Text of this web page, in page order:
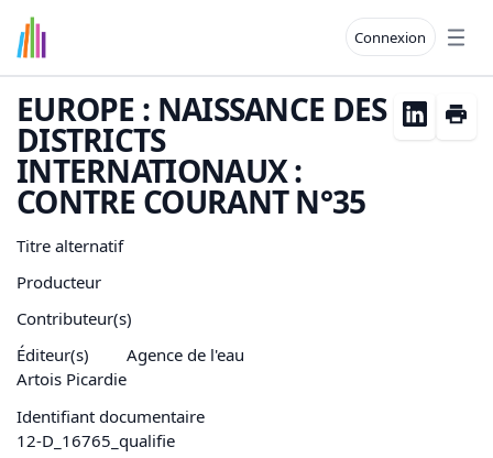
Connexion
EUROPE : NAISSANCE DES
DISTRICTS
INTERNATIONAUX :
CONTRE COURANT N°35
Titre alternatif
Producteur
Contributeur(s)
Éditeur(s)
Agence de l'eau
Artois Picardie
Identifiant documentaire
12-D_16765_qualifie